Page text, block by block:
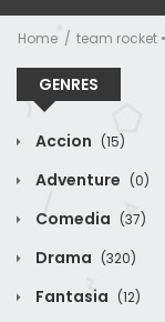
Home team rocket
GENRES
Accion (15)
Adventure (0)
Comedia (37)
Drama (320)
Fantasia (12)